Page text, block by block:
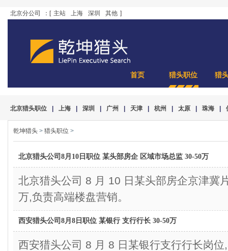
北京分公司 ：[ 主站 上海 深圳 其他 ]
首页 猎头职位 猎
北京猎头职位 上海 深圳 广州 天津 杭州 太原 珠海
乾坤猎头 > 猎头职位 >
北京猎头公司8月10日职位 某头部房企 区域市场总监 30-50万
北京猎头公司 8 月 10 日某头部房企京津冀
万,负责高端楼盘营销。
西安猎头公司8月8日职位 某银行 支行行长 30-50万
西安猎头公司 8 月 8 日某银行支行行长岗